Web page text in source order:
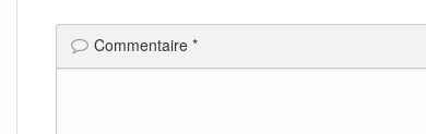
Commentaire *